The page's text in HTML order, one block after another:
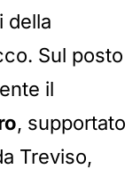
della
Sul posto
il
, supportato
Treviso,